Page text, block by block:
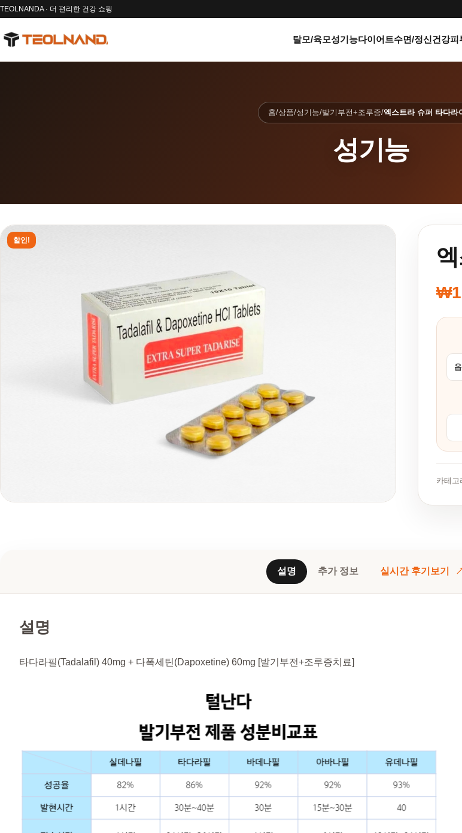
TEOLNANDA · 더 편리한 건강 쇼핑
탈모/육모성기능다이어트수면/정신건강피
홈/상품/성기능/발기부전+조루증/엑스트라 슈퍼 타다라
성기능
할인!
₩
가
엑
카테고
설명 추가 정보 실시간 후기보기
설명
타다라필(Tadalafil) 40mg + 다폭세틴(Dapoxetine) 60mg [발기부전+조루증치료]